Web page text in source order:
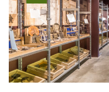
המקבילה לכביש הכניסה לבארי לכיוון כביש 232, נחצה וניכנס לדרך מצד
שם נראה שילוט של הסינגל. לאחר 200 מ' בסינגל נגיע לפיצול שבו
כשני קילומטרים
נוספים, עד שהוא מתעקל ימינה ומתרחק מכביש 232. בדרך עוברים
שטח פתוחים וחלק בתוך החורש. 5.7 ק"מ מתחילת המסלול, אנו
לחזרה לכיוון בארי. *